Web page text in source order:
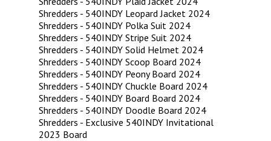
Shredders - 540INDY Leopard Jacket 2024
Shredders - 540INDY Polka Suit 2024
Shredders - 540INDY Stripe Suit 2024
Shredders - 540INDY Solid Helmet 2024
Shredders - 540INDY Scoop Board 2024
Shredders - 540INDY Peony Board 2024
Shredders - 540INDY Chuckle Board 2024
Shredders - 540INDY Board Board 2024
Shredders - 540INDY Doodle Board 2024
Shredders - Exclusive 540INDY Invitational
2023 Board